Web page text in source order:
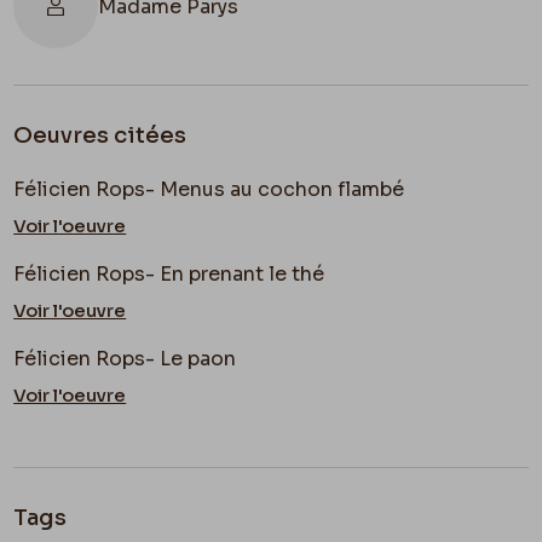
Madame Parys
Oeuvres citées
Félicien Rops- Menus au cochon flambé
Voir l'oeuvre
Félicien Rops- En prenant le thé
Voir l'oeuvre
Félicien Rops- Le paon
Voir l'oeuvre
Tags